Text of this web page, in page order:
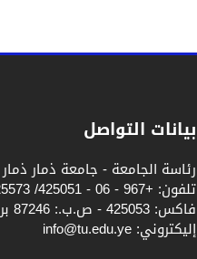
بيانات التواصل
رئاسة الجامعة - جامعة ذمار
تلفون: +967 - 06 -
فاكس:
إليكتروني: info@tu.edu.ye